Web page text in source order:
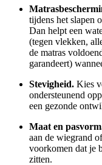
tijdens het slapen
Dan helpt een
(tegen vlekken,
de matras
garandeert)
Stevigheid. Kies
ondersteunend
een gezonde
Maat en
aan de wiegrand
voorkomen dat je
zitten.